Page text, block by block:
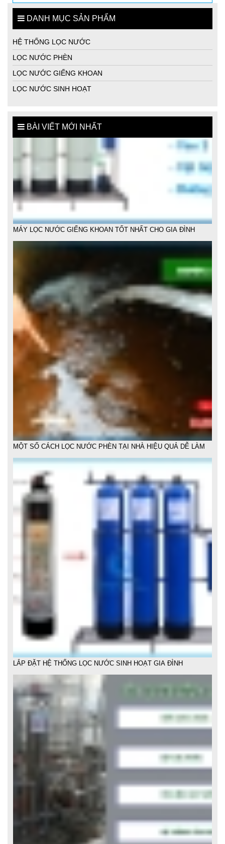
DANH MỤC SẢN PHẨM
HỆ THỐNG LỌC NƯỚC
LỌC NƯỚC PHÈN
LỌC NƯỚC GIẾNG KHOAN
LỌC NƯỚC SINH HOẠT
BÀI VIẾT MỚI NHẤT
MÁY LỌC NƯỚC GIẾNG KHOAN TỐT NHẤT CHO GIA ĐÌNH
MỘT SỐ CÁCH LỌC NƯỚC PHÈN TẠI NHÀ HIỆU QUẢ DỄ LÀM
LẮP ĐẶT HỆ THỐNG LỌC NƯỚC GIA ĐÌNH GIÁ RẺ